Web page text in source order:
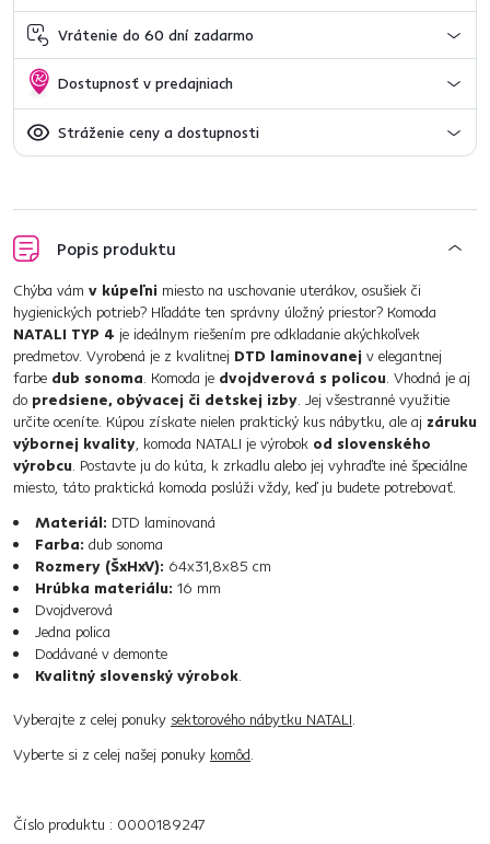
Vrátenie do 60 dní zadarmo
Dostupnosť v predajniach
Stráženie ceny a dostupnosti
Popis produktu
Chýba vám v kúpeľni miesto na uschovanie uterákov, osušiek či
hygienických potrieb? Hľadáte ten správny úložný priestor? Komoda
NATALI TYP 4 je ideálnym riešením pre odkladanie akýchkoľvek
predmetov. Vyrobená je z kvalitnej DTD laminovanej v elegantnej
farbe dub sonoma. Komoda je dvojdverová s policou. Vhodná je aj
do predsiene, obývacej či detskej izby. Jej všestranné využitie
určite oceníte. Kúpou získate nielen praktický kus nábytku, ale aj záruku
výbornej kvality, komoda NATALI je výrobok od slovenského
výrobcu. Postavte ju do kúta, k zrkadlu alebo jej vyhraďte iné špeciálne
miesto, táto praktická komoda poslúži vždy, keď ju budete potrebovať.
Materiál: DTD laminovaná
Farba: dub sonoma
Rozmery (ŠxHxV): 64x31,8x85 cm
Hrúbka materiálu: 16 mm
Dvojdverová
Jedna polica
Dodávané v demonte
Kvalitný slovenský výrobok.
Vyberajte z celej ponuky sektorového nábytku NATALI.
Vyberte si z celej našej ponuky komôd.
Číslo produktu : 0000189247